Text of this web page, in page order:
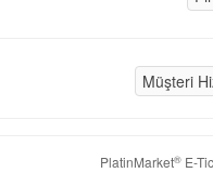
Müşteri
PlatinMarket®E-